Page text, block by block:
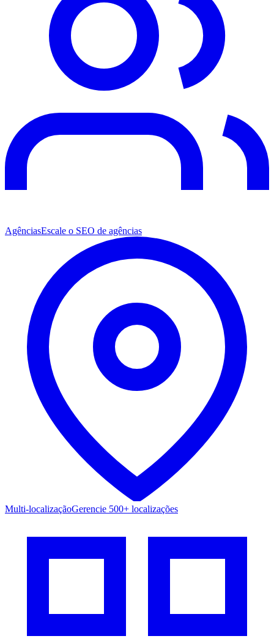
AgênciasEscale o SEO de agências
Multi-localizaçãoGerencie 500+ localizações